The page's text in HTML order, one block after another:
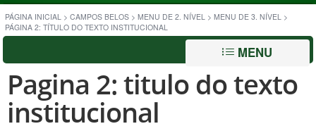
PÁGINA INICIAL > CAMPOS BELOS > MENU DE 2. NÍVEL > MENU DE 3. NÍVEL >
PÁGINA 2: TÍTULO DO TEXTO INSTITUCIONAL
MENU
Pagina 2: titulo do texto
institucional